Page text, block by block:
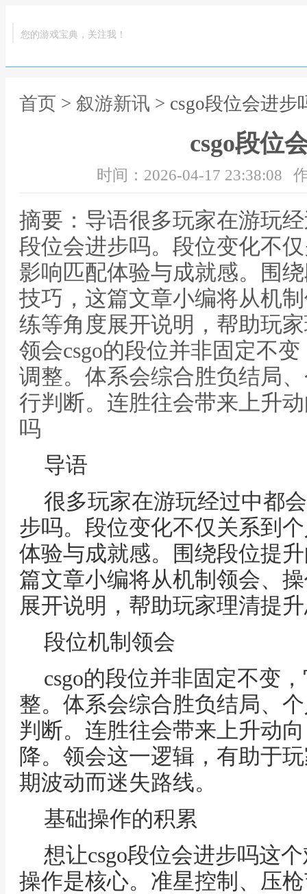
您的游戏宝典，关注我！
首页 > 叙游新讯 > csgo段位会进步
csgo段位
时间：2026-04-17 23:38:08
摘要：导语很多玩家在游玩
段位会进步吗。段位变化不
影响匹配体验与成就感。围
技巧，这篇文章小编将从机
练等角度展开说明，帮助玩
领会csgo的段位并非固定不
调整。体系会综合胜负结局
行判断。连胜往会带来上升
吗
导语
很多玩家在游玩经过中都
步吗。段位变化不仅关系到
体验与成就感。围绕段位提
篇文章小编将从机制领会、
展开说明，帮助玩家理清提
段位机制领会
csgo的段位并非固定不变
整。体系会综合胜负结局、
判断。连胜往会带来上升动
降。领会这一逻辑，有助于
期波动而迷失路线。
基础操作的积累
想让csgo段位会进步吗这
操作是核心。准星控制、压